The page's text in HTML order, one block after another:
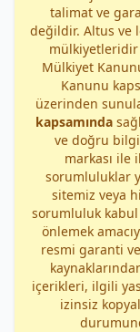
talimat ve
değildir. Altus ve
mülkiyetleridir
Mülkiyet
Kanunu
üzerinden
kapsamında
ve doğru
markası ile
sorumluluklar
sitemiz veya
sorumluluk kabul
önlemek
resmi garanti
içerikleri, ilgili
izinsiz